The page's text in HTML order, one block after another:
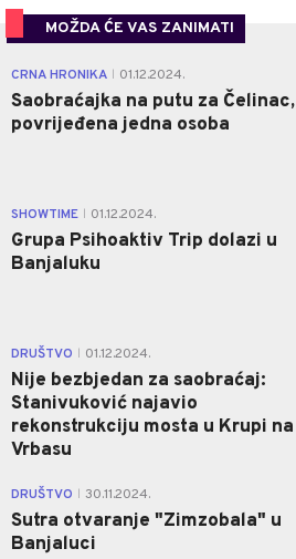
MOŽDA ĆE VAS ZANIMATI
CRNA HRONIKA 01.12.2024.
Saobraćajka na putu za Čelinac,
povrijeđena jedna osoba
SHOWTIME 01.12.2024.
Grupa Psihoaktiv Trip dolazi u
Banjaluku
DRUŠTVO 01.12.2024.
Nije bezbjedan za saobraćaj:
Stanivuković najavio
rekonstrukciju mosta u Krupi na
Vrbasu
DRUŠTVO 30.11.2024.
Sutra otvaranje "Zimzobala" u
Banjaluci